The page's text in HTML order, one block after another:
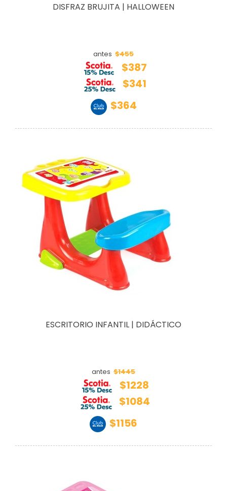
DISFRAZ BRUJITA | HALLOWEEN
antes $455
$387
$341
$364
ESCRITORIO INFANTIL | DIDÁCTICO
antes $1445
$1228
$1084
$1156